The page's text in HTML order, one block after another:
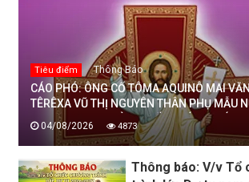
Tiêu điểm Thông Báo
CÁO PHÓ: ÔNG CỐ TÔMA AQUINÔ MAI
TÊRÊXA VŨ THỊ NGUYÊN THÂN PHỤ MẪU
MAI THỊ THỊNH, DÒNG MẾN THÁNH GIÁ
AN NGHỈ TRONG CHÚA, NGÀY 04/08/2026
04/08/2026 4873
Thông báo: V/v Tổ